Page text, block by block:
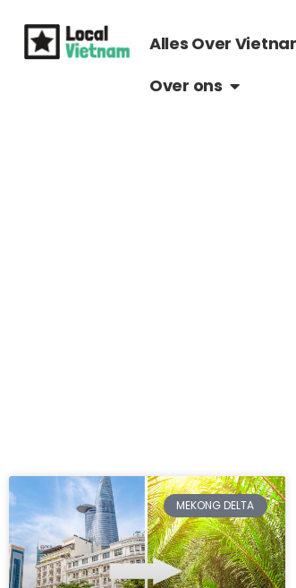
naar
Alles Over
Over ons
MEKONG DELTA